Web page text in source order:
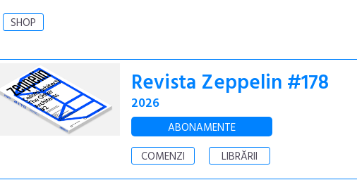
SHOP
Revista Zeppelin #178
2026
ABONAMENTE
COMENZI
LIBRĂRII